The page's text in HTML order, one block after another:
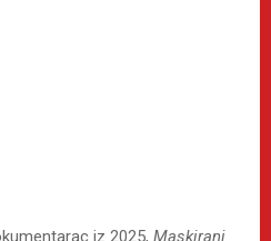
iz 2025, Maskirani